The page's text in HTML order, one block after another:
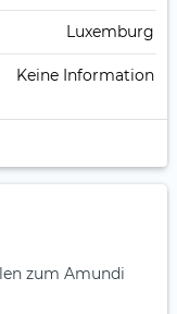
Luxemburg
Keine Information
zum Amundi